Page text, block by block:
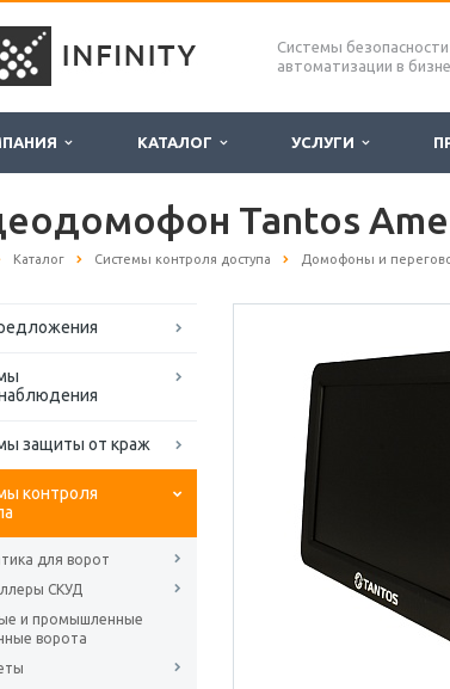
Системы безопасности
автоматизации в
КАТАЛОГ УСЛУГИ
Tantos
Каталог Системы контроля доступа Домофоны и
защиты от краж
контроля
для ворот
СКУД
и промышленные
ворота